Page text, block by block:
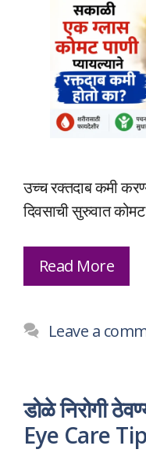
उच्च रक्तदाब कमी
दिवसाची सुरुवात
Read More
Leave a
डोळे निरोगी
Eye Care